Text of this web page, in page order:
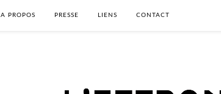
A PROPOS PRESSE LIENS CONTACT